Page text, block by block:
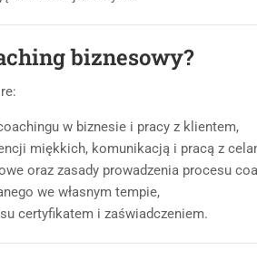
biznesowy?
w biznesie i pracy z klientem,
miękkich, komunikacją i pracą z
oraz zasady prowadzenia procesu
we własnym tempie,
certyfikatem i zaświadczeniem.